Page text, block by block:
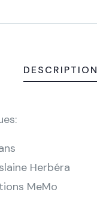
DESCRIPTION
Herbéra
MeMo